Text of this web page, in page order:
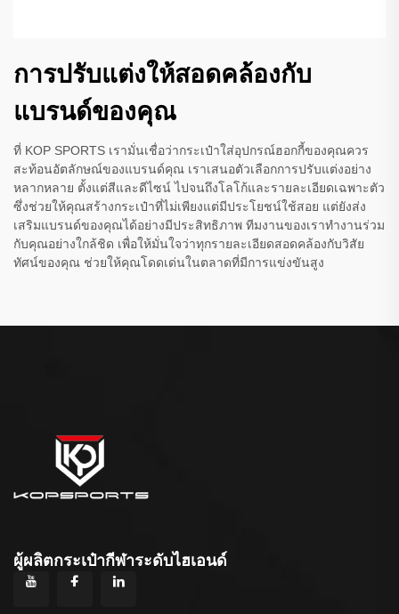
การปรับแต่งให้สอดคล้องกับ
แบรนด์ของคุณ
ที่ KOP SPORTS เรามั่นเชื่อว่ากระเป๋าใส่อุปกรณ์ฮอกกี้ของคุณควร
สะท้อนอัตลักษณ์ของแบรนด์คุณ เราเสนอตัวเลือกการปรับแต่งอย่าง
หลากหลาย ตั้งแต่สีและดีไซน์ ไปจนถึงโลโก้และรายละเอียดเฉพาะตัว
ซึ่งช่วยให้คุณสร้างกระเป๋าที่ไม่เพียงแต่มีประโยชน์ใช้สอย แต่ยังส่ง
เสริมแบรนด์ของคุณได้อย่างมีประสิทธิภาพ ทีมงานของเราทำงานร่วม
กับคุณอย่างใกล้ชิด เพื่อให้มั่นใจว่าทุกรายละเอียดสอดคล้องกับวิสัย
ทัศน์ของคุณ ช่วยให้คุณโดดเด่นในตลาดที่มีการแข่งขันสูง
ผู้ผลิตกระเป๋ากีฬาระดับไฮเอนด์